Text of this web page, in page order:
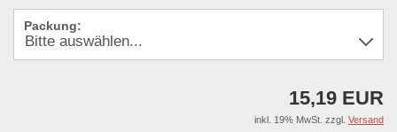
Packung:
15,19 EUR
inkl. 19% MwSt. zzgl. Versand